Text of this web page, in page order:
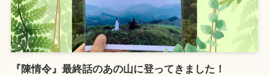
『陳情令』最終話のあの山に登ってきました！